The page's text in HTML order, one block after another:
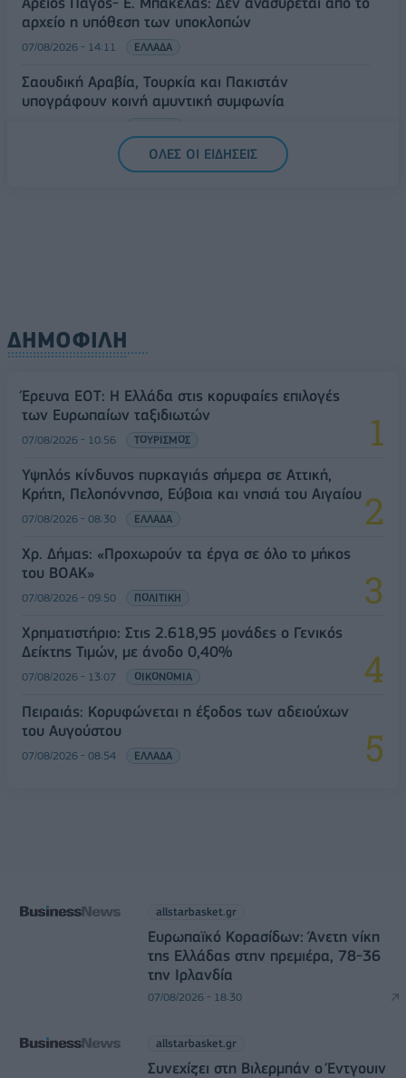
αρχείο η υπόθεση των υποκλοπών
07/08/2026 - 14:11 ΕΛΛΑΔΑ
Σαουδική Αραβία, Τουρκία και Πακιστάν
υπογράφουν κοινή αμυντική συμφωνία
ΟΛΕΣ ΟΙ ΕΙΔΗΣΕΙΣ
ΔΗΜΟΦΙΛΗ
Έρευνα ΕΟΤ: Η Ελλάδα στις κορυφαίες επιλογές
των Ευρωπαίων ταξιδιωτών
07/08/2026 - 10:56 ΤΟΥΡΙΣΜΟΣ
Υψηλός κίνδυνος πυρκαγιάς σήμερα σε Αττική,
Κρήτη, Πελοπόννησο, Εύβοια και νησιά του Αιγαίου
07/08/2026 - 08:30 ΕΛΛΑΔΑ
Χρ. Δήμας: «Προχωρούν τα έργα σε όλο το μήκος
του ΒΟΑΚ»
07/08/2026 - 09:50 ΠΟΛΙΤΙΚΗ
Χρηματιστήριο: Στις 2.618,95 μονάδες ο Γενικός
Δείκτης Τιμών, με άνοδο 0,40%
07/08/2026 - 13:07 ΟΙΚΟΝΟΜΙΑ
Πειραιάς: Κορυφώνεται η έξοδος των αδειούχων
του Αυγούστου
07/08/2026 - 08:54 ΕΛΛΑΔΑ
allstarbasket.gr
Ευρωπαϊκό Κορασίδων: Άνετη νίκη
της Ελλάδας στην πρεμιέρα, 78-36
την Ιρλανδία
07/08/2026 - 18:30
allstarbasket.gr
Συνεχίζει στη Βιλερμπάν ο Έντγουιν